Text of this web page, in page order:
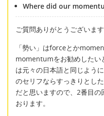
Where did our
ご質問ありがとうございます
「勢い」はforceとか
momentumをお勧めしたい
は元々の日本語と同じよう
のセリフならすっきりとし
だと思いますので、2番目
おります。